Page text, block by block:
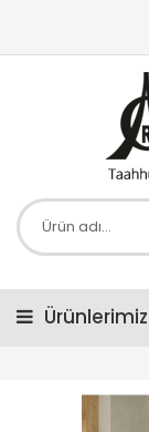
Ürünlerimiz